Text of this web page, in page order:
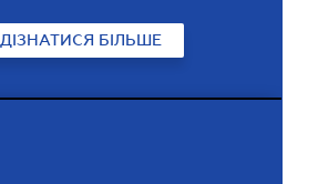
ДІЗНАТИСЯ БІЛЬШЕ